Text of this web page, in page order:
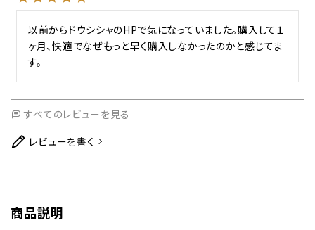
以前からドウシシャのHPで気になっていました。購入して１
ヶ月、快適でなぜもっと早く購入しなかったのかと感じてま
す。
すべてのレビューを見る
レビューを書く
商品説明